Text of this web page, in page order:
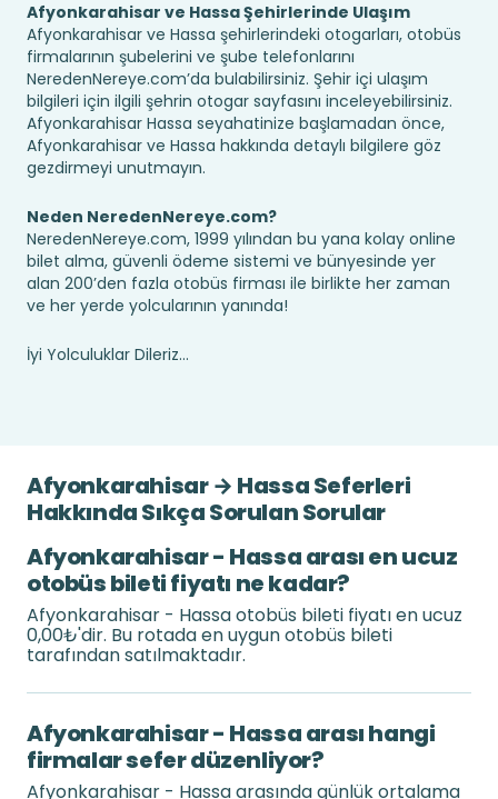
Afyonkarahisar ve Hassa Şehirlerinde Ulaşım
Afyonkarahisar ve Hassa şehirlerindeki otogarları, otobüs
firmalarının şubelerini ve şube telefonlarını
NeredenNereye.com’da bulabilirsiniz. Şehir içi ulaşım
bilgileri için ilgili şehrin otogar sayfasını inceleyebilirsiniz.
Afyonkarahisar Hassa seyahatinize başlamadan önce,
Afyonkarahisar ve Hassa hakkında detaylı bilgilere göz
gezdirmeyi unutmayın.
Neden NeredenNereye.com?
NeredenNereye.com, 1999 yılından bu yana kolay online
bilet alma, güvenli ödeme sistemi ve bünyesinde yer
alan 200’den fazla otobüs firması ile birlikte her zaman
ve her yerde yolcularının yanında!
İyi Yolculuklar Dileriz...
Afyonkarahisar → Hassa Seferleri
Hakkında Sıkça Sorulan Sorular
Afyonkarahisar - Hassa arası en ucuz
otobüs bileti fiyatı ne kadar?
Afyonkarahisar - Hassa otobüs bileti fiyatı en ucuz
0,00₺'dir. Bu rotada en uygun otobüs bileti
tarafından satılmaktadır.
Afyonkarahisar - Hassa arası hangi
firmalar sefer düzenliyor?
Afyonkarahisar - Hassa arasında günlük ortalama